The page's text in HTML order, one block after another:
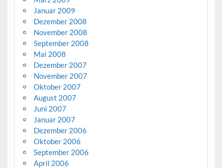
Januar 2009
Dezember 2008
November 2008
September 2008
Mai 2008
Dezember 2007
November 2007
Oktober 2007
August 2007
Juni 2007
Januar 2007
Dezember 2006
Oktober 2006
September 2006
April 2006